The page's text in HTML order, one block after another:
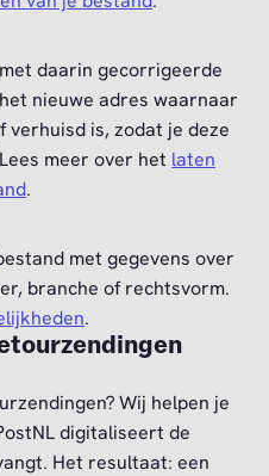
daarin gecorrigeerde
nieuwe adres waarnaar
is, zodat je deze
meer over het laten
.
met gegevens over
branche of rechtsvorm.
.
Wij helpen je
digitaliseert de
Het resultaat: een